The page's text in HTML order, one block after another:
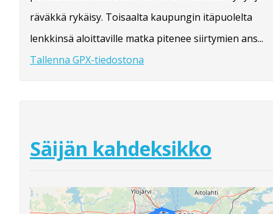
räväkkä rykäisy. Toisaalta kaupungin itäpuolelta
lenkkinsä aloittaville matka pitenee siirtymien ans...
Tallenna GPX-tiedostona
Säijän kahdeksikko